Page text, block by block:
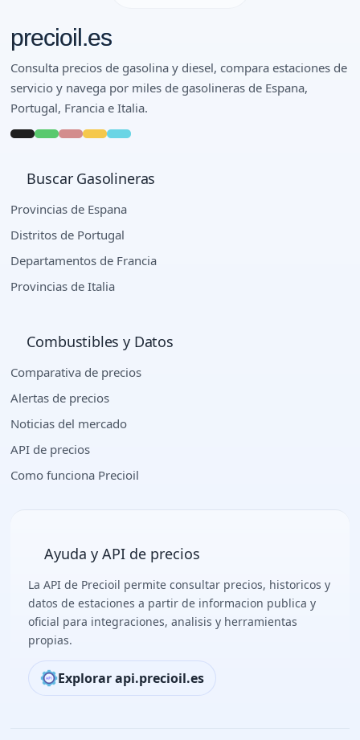
precioil.es
Consulta precios de gasolina y diesel, compara estaciones de
servicio y navega por miles de gasolineras de Espana,
Portugal, Francia e Italia.
Buscar Gasolineras
Provincias de Espana
Distritos de Portugal
Departamentos de Francia
Provincias de Italia
Combustibles y Datos
Comparativa de precios
Alertas de precios
Noticias del mercado
API de precios
Como funciona Precioil
Ayuda y API de precios
La API de Precioil permite consultar precios, historicos y
datos de estaciones a partir de informacion publica y
oficial para integraciones, analisis y herramientas
propias.
Explorar api.precioil.es